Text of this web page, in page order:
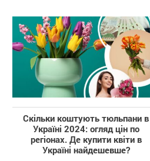
Скільки коштують тюльпани в
Україні 2024: огляд цін по
регіонах. Де купити квіти в
Україні найдешевше?